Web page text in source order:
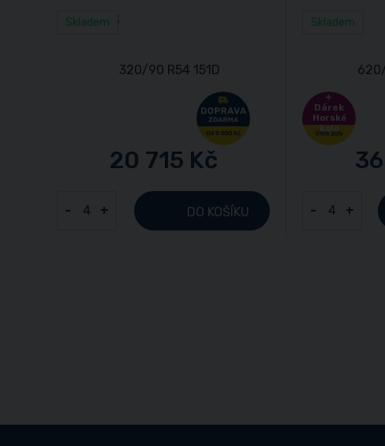
Skladem
20 715 Kč
- + DO KOŠÍKU
Skladem
Dárek
Horské
kolo
- +